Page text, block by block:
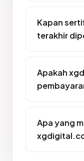
Kapan
terakhir
Apakah
Apa yang